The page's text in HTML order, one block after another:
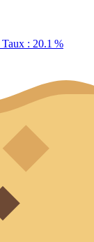
Taux : 20.1 %